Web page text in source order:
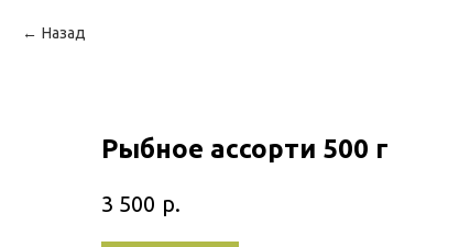
Назад
Рыбное ассорти 500 г
3 500 р.